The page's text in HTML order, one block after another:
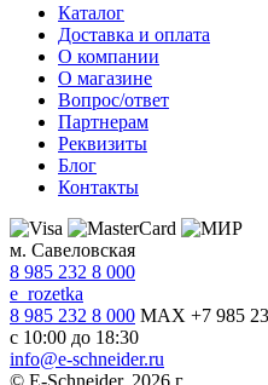
Каталог
Доставка и оплата
О компании
О магазине
Вопрос/ответ
Партнерам
Реквизиты
Блог
Контакты
м. Савеловская
8 985 232 8 000
e_rozetka
8 985 232 8 000 MAX +7 985
с 10:00 до 18:30
info@e-schneider.ru
© E-Schneider, 2026 г.